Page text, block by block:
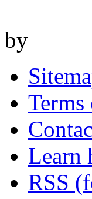
by
Terms
Learn
RSS